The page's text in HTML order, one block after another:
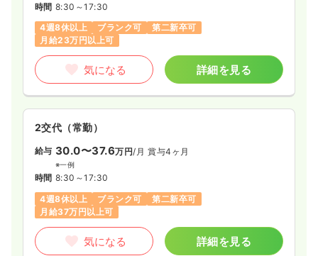
時間 8:30～17:30
4週8休以上
ブランク可
第二新卒可
月給23万円以上可
気になる 詳細を見る
2交代（常勤）
給与 30.0〜37.6万円/月 賞与4ヶ月
※一例
時間 8:30～17:30
4週8休以上
ブランク可
第二新卒可
月給37万円以上可
気になる 詳細を見る